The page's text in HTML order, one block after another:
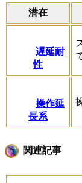
潜在
遅延耐
性
操作延
長系
関連記事